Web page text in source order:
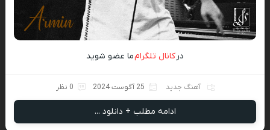
درکانال تلگرامما عضو شوید
آهنگ جدید 25 آگوست 2024 0 نظر
ادامه مطلب + دانلود ...